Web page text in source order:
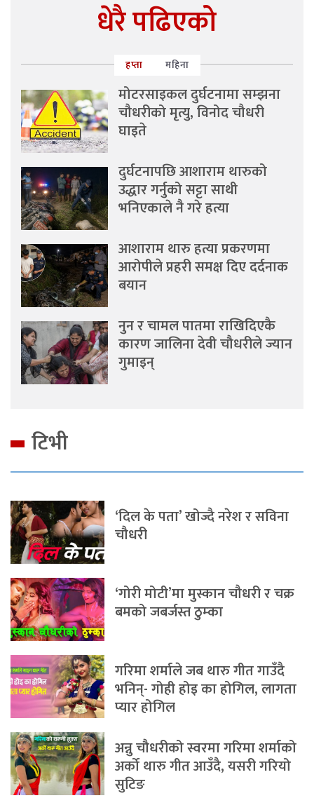
धेरै पढिएको
हप्ता महिना
मोटरसाइकल दुर्घटनामा सम्झना
चौधरीको मृत्यु, विनोद चौधरी
घाइते
दुर्घटनापछि आशाराम थारुको
उद्धार गर्नुको सट्टा साथी
भनिएकाले नै गरे हत्या
आशाराम थारु हत्या प्रकरणमा
आरोपीले प्रहरी समक्ष दिए दर्दनाक
बयान
नुन र चामल पातमा राखिदिएकै
कारण जालिना देवी चौधरीले ज्यान
गुमाइन्
टिभी
‘दिल के पता’ खोज्दै नरेश र सविना
चौधरी
‘गोरी मोटी’मा मुस्कान चौधरी र चक्र
बमको जबर्जस्त ठुम्का
गरिमा शर्माले जब थारु गीत गाउँदै
भनिन्- गोही होइ का होगिल, लागता
प्यार होगिल
अन्नु चौधरीको स्वरमा गरिमा शर्माको
अर्को थारु गीत आउँदै, यसरी गरियो
सुटिङ